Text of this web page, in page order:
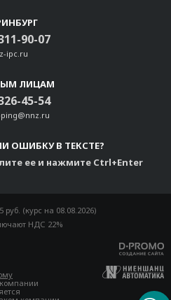
90-07
ipc.ru
ЛИЦАМ
45-54
ОШИБКУ В ТЕКСТЕ?
ее и нажмите Ctrl+Enter
руб. (курс на 08.08.2026)
НДС 22%